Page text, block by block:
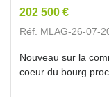
202 500 €
Réf. MLAG-26-07-
Nouveau sur la
coeur du bourg